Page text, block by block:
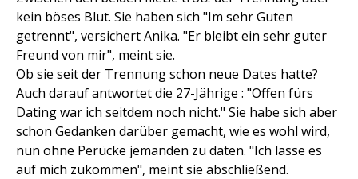
kein böses Blut. Sie haben sich "Im sehr Guten
getrennt", versichert Anika. "Er bleibt ein sehr guter
Freund von mir", meint sie.
Ob sie seit der Trennung schon neue Dates hatte?
Auch darauf antwortet die 27-Jährige : "Offen fürs
Dating war ich seitdem noch nicht." Sie habe sich aber
schon Gedanken darüber gemacht, wie es wohl wird,
nun ohne Perücke jemanden zu daten. "Ich lasse es
auf mich zukommen", meint sie abschließend.